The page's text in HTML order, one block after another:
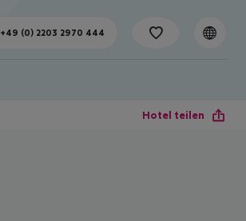
+49 (0) 2203 2970 444
Hotel teilen